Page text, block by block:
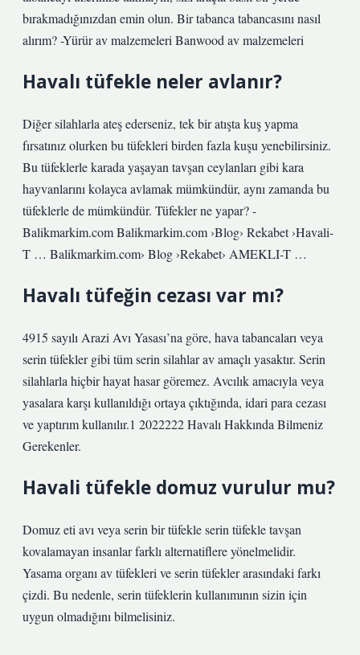
bırakmadığınızdan emin olun. Bir tabanca tabancasını nasıl
alırım? -Yürür av malzemeleri Banwood av malzemeleri
Havalı tüfekle neler avlanır?
Diğer silahlarla ateş ederseniz, tek bir atışta kuş yapma
fırsatınız olurken bu tüfekleri birden fazla kuşu yenebilirsiniz.
Bu tüfeklerle karada yaşayan tavşan ceylanları gibi kara
hayvanlarını kolayca avlamak mümkündür, aynı zamanda bu
tüfeklerle de mümkündür. Tüfekler ne yapar? -
Balikmarkim.com Balikmarkim.com ›Blog› Rekabet ›Havali-
T … Balikmarkim.com› Blog ›Rekabet› AMEKLI-T …
Havalı tüfeğin cezası var mı?
4915 sayılı Arazi Avı Yasası’na göre, hava tabancaları veya
serin tüfekler gibi tüm serin silahlar av amaçlı yasaktır. Serin
silahlarla hiçbir hayat hasar göremez. Avcılık amacıyla veya
yasalara karşı kullanıldığı ortaya çıktığında, idari para cezası
ve yaptırım kullanılır.1 2022222 Havalı Hakkında Bilmeniz
Gerekenler.
Havali tüfekle domuz vurulur mu?
Domuz eti avı veya serin bir tüfekle serin tüfekle tavşan
kovalamayan insanlar farklı alternatiflere yönelmelidir.
Yasama organı av tüfekleri ve serin tüfekler arasındaki farkı
çizdi. Bu nedenle, serin tüfeklerin kullanımının sizin için
uygun olmadığını bilmelisiniz.